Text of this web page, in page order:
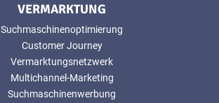
VERMARKTUNG
Suchmaschinenoptimierung
Customer Journey
Vermarktungsnetzwerk
Multichannel-Marketing
Suchmaschinenwerbung